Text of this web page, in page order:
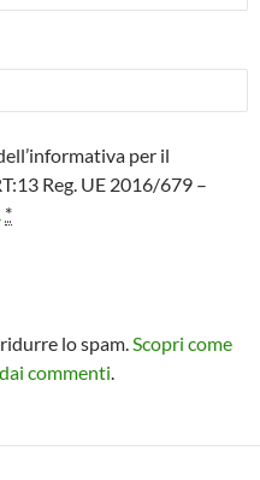
per il
Reg. UE 2016/679 –
*
lo spam. Scopri come
commenti